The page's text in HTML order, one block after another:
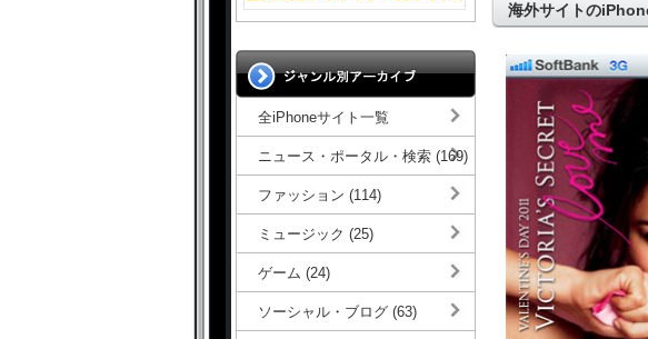
海外サイトの
全iPhoneサイト一覧
ニュース・ポータル・検索 (169)
ファッション (114)
ミュージック (25)
ゲーム (24)
ソーシャル・ブログ (63)